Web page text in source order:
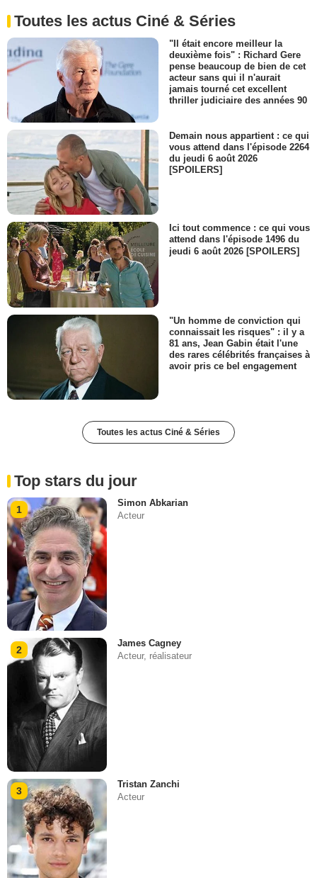
Toutes les actus Ciné & Séries
"Il était encore meilleur la
deuxième fois" : Richard Gere
pense beaucoup de bien de cet
acteur sans qui il n'aurait
jamais tourné cet excellent
thriller judiciaire des années 90
Demain nous appartient : ce qui
vous attend dans l'épisode 2264
du jeudi 6 août 2026
[SPOILERS]
Ici tout commence : ce qui vous
attend dans l'épisode 1496 du
jeudi 6 août 2026 [SPOILERS]
"Un homme de conviction qui
connaissait les risques" : il y a
81 ans, Jean Gabin était l'une
des rares célébrités françaises à
avoir pris ce bel engagement
Toutes les actus Ciné & Séries
Top stars du jour
1
Simon Abkarian
Acteur
2
James Cagney
Acteur, réalisateur
3
Tristan Zanchi
Acteur